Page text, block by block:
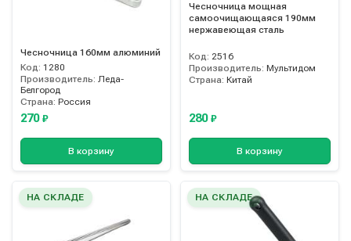
Чесночница 160мм алюминий
Код: 1280
Производитель: Леда-
Белгород
Страна: Россия
270 ₽
В корзину
Чесночница мощная
самоочищающаяся 190мм
нержавеющая сталь
Код: 2516
Производитель: Мультидом
Страна: Китай
280 ₽
В корзину
НА СКЛАДЕ НА СКЛАДЕ